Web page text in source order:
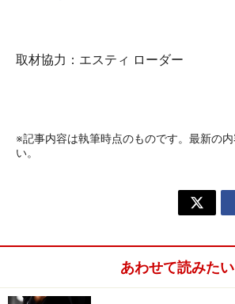
取材協力：エスティ ローダー
※記事内容は執筆時点のものです。最新の
い。
あわせて読みたい